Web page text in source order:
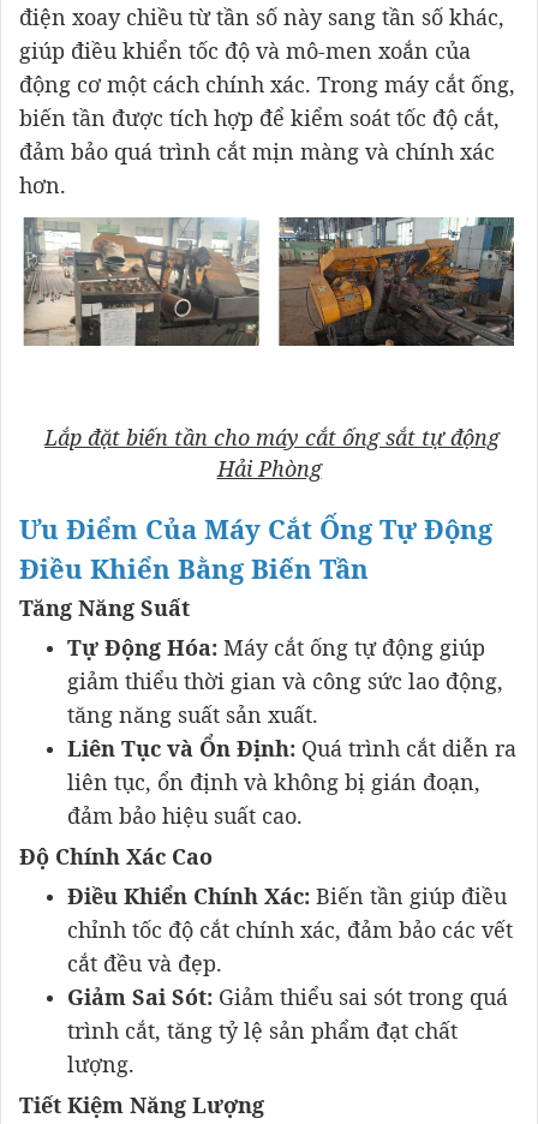
điện xoay chiều từ tần số này sang tần số khác,
giúp điều khiển tốc độ và mô-men xoắn của
động cơ một cách chính xác. Trong máy cắt ống,
biến tần được tích hợp để kiểm soát tốc độ cắt,
đảm bảo quá trình cắt mịn màng và chính xác
hơn.
Lắp đặt biến tần cho máy cắt ống sắt tự động
Hải Phòng
Ưu Điểm Của Máy Cắt Ống Tự Động
Điều Khiển Bằng Biến Tần
Tăng Năng Suất
Tự Động Hóa: Máy cắt ống tự động giúp
giảm thiểu thời gian và công sức lao động,
tăng năng suất sản xuất.
Liên Tục và Ổn Định: Quá trình cắt diễn ra
liên tục, ổn định và không bị gián đoạn,
đảm bảo hiệu suất cao.
Độ Chính Xác Cao
Điều Khiển Chính Xác: Biến tần giúp điều
chỉnh tốc độ cắt chính xác, đảm bảo các vết
cắt đều và đẹp.
Giảm Sai Sót: Giảm thiểu sai sót trong quá
trình cắt, tăng tỷ lệ sản phẩm đạt chất
lượng.
Tiết Kiệm Năng Lượng